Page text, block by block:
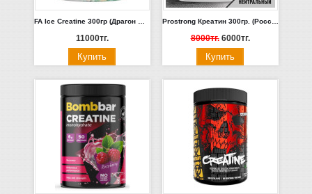
11000тг. 8000тг. 6000тг.